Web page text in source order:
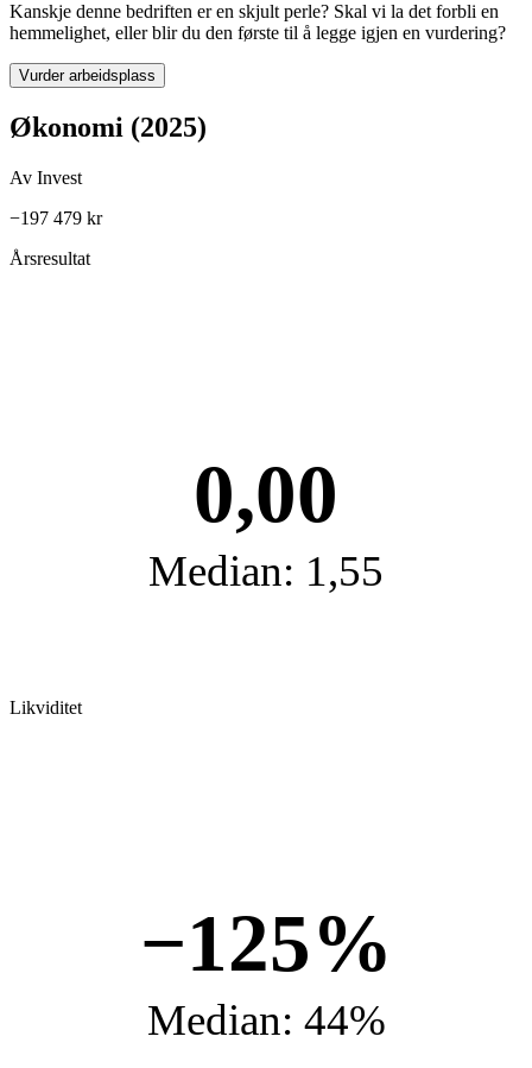
Kanskje denne bedriften er en skjult perle? Skal vi la det forbli en
hemmelighet, eller blir du den første til å legge igjen en vurdering?
Vurder arbeidsplass
Økonomi (2025)
Av Invest
−197 479 kr
Årsresultat
0,00
Median: 1,55
Likviditet
−125%
Median: 44%